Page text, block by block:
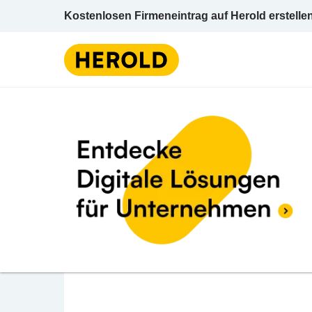
Kostenlosen Firmeneintrag auf Herold
BEWERTUNG ABGEBEN
Das Himberg Hotel
Gutenhoferstraße 8 2325 Himberg Bruck